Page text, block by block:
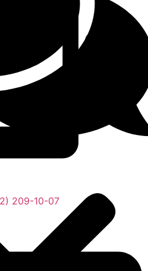
209-10-07